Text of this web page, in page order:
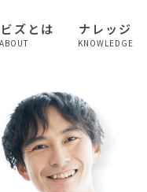
ズとは ナレッジ
KNOWLEDGE